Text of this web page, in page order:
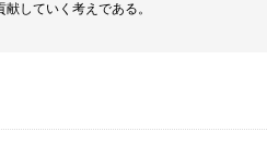
献していく考えである。